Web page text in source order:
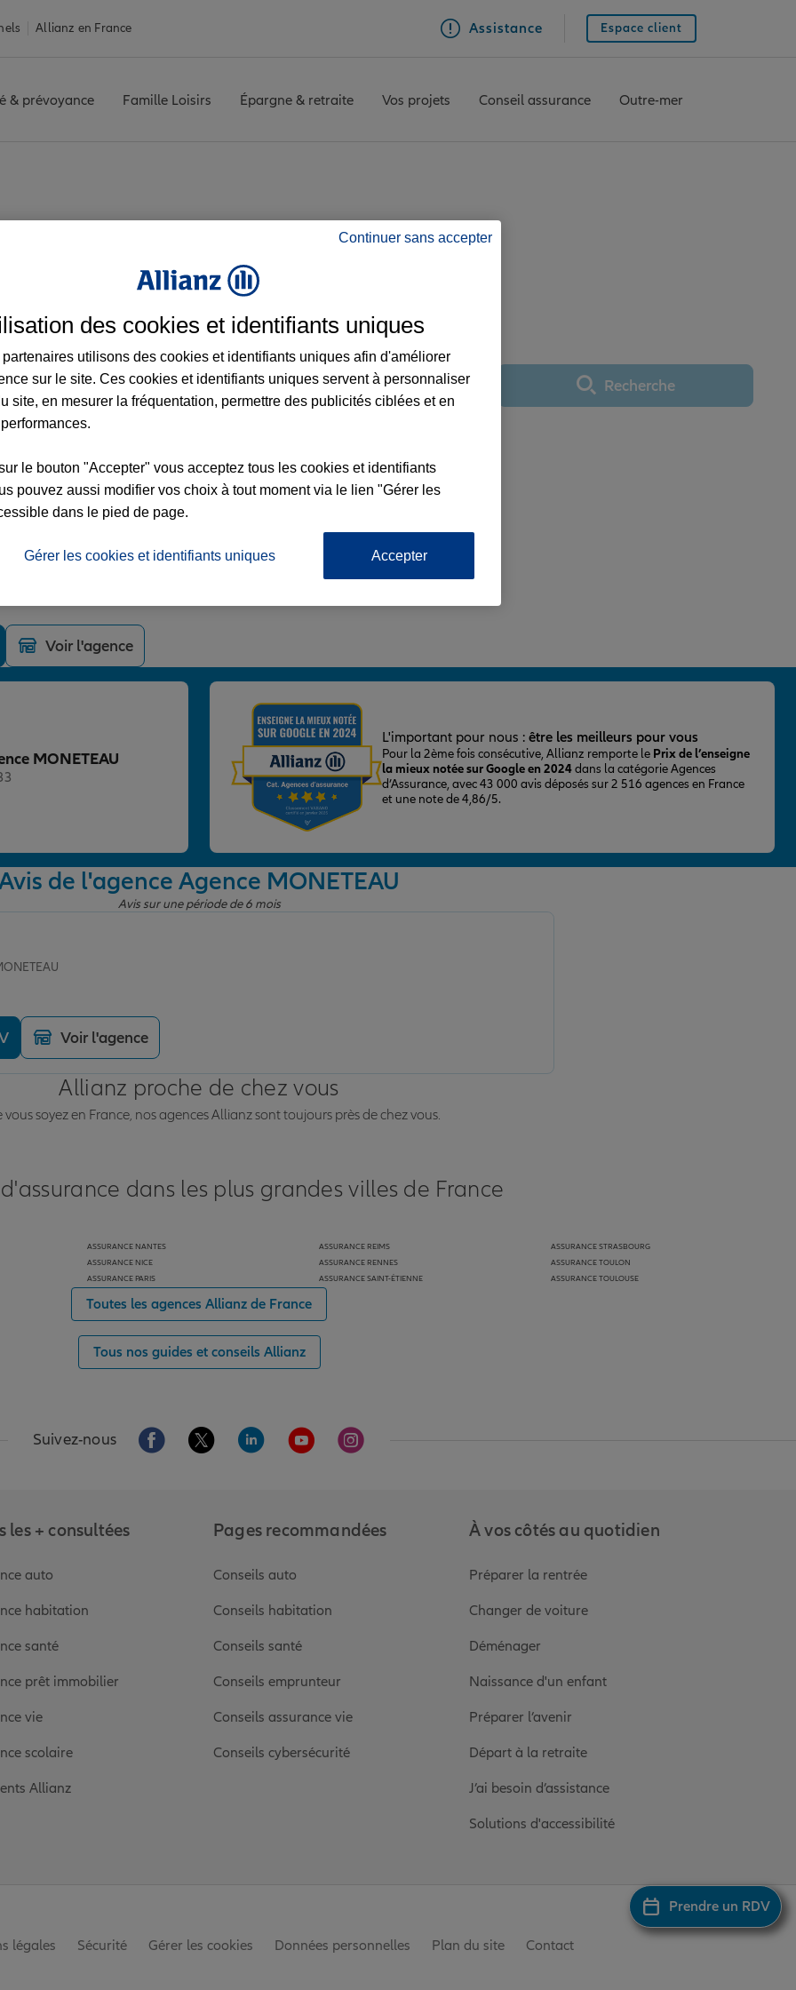
Allianz en France Assistance Espace client
& prévoyance Famille Loisirs Épargne & retraite Vos projets Conseil assurance Outre-mer
avis de l'agence MONETEAU
Utiliser ma positionRecherche
Voir l'agence
Prendre un RDV
MONETEAU
L'important pour nous : être les meilleurs pour vous
Pour la 2ème fois consécutive, Allianz remporte le Prix de l’enseigne
la mieux notée sur Google en 2024dans la catégorie Agences
d’Assurance, avec 43 000 avis déposés sur 2 516 agences en France
et une note de 4,86/5.
de l'agence Agence MONETEAU
Avis sur une période de 6 mois
Voir l'agence
Allianz proche de chez vous
vous soyez en France, nos agences Allianz sont toujours près de chez vous.
dans les plus grandes villes de France
ASSURANCE NANTES
ASSURANCE NICE
ASSURANCE PARIS
ASSURANCE REIMS
ASSURANCE RENNES
ASSURANCE SAINT-ÉTIENNE
ASSURANCE STRASBOURG
ASSURANCE TOULON
ASSURANCE TOULOUSE
Toutes les agences Allianz de France
Tous nos guides et conseils Allianz
Suivez-nous Aller sur la page Facebook de Allianz
Aller sur la page Twitter de Allianz
Aller sur la page Linkedin de Allianz
Aller sur la page Youtube de Allianz
Aller sur la page Instagram de Allianz
les + consultées
auto
habitation
santé
prêt immobilier
vie
scolaire
Allianz
Pages recommandées
Conseils auto
Conseils habitation
Conseils santé
Conseils emprunteur
Conseils assurance vie
Conseils cybersécurité
À vos côtés au quotidien
Préparer la rentrée
Changer de voiture
Déménager
Naissance d'un enfant
Préparer l’avenir
Départ à la retraite
J’ai besoin d’assistance
Solutions d'accessibilité
légales Sécurité Gérer les cookies Données personnelles Plan du site Contact
Continuer sans accepter
des cookies et identifiants uniques
partenaires utilisons des cookies et identifiants uniques afin d'améliorer
sur le site. Ces cookies et identifiants uniques servent à personnaliser
site, en mesurer la fréquentation, permettre des publicités ciblées et en
le bouton "Accepter" vous acceptez tous les cookies et identifiants
pouvez aussi modifier vos choix à tout moment via le lien "Gérer les
dans le pied de page.
Gérer les cookies et identifiants uniques Accepter